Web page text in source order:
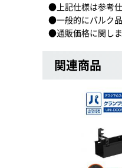
●上記仕様は参考
●一般的にバルク
●通販価格に関し
関連商品